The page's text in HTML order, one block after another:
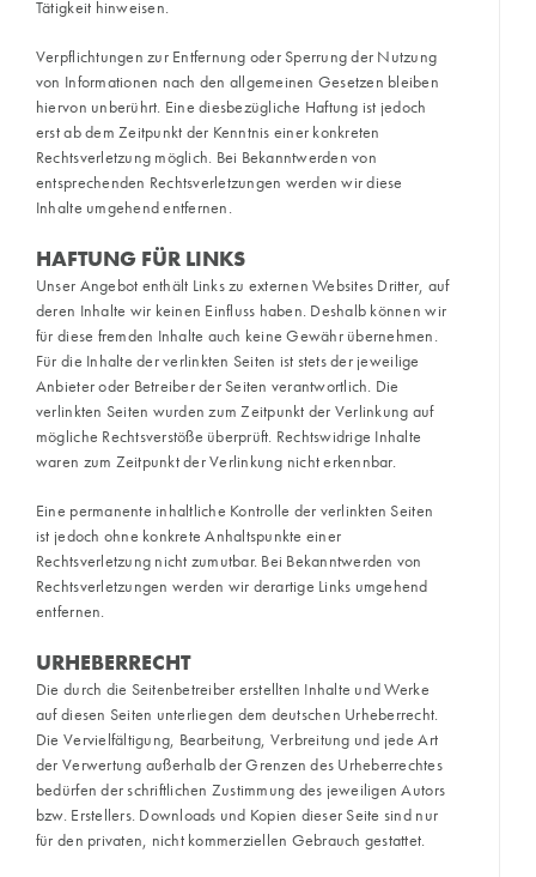
Tätigkeit hinweisen.
Verpflichtungen zur Entfernung oder Sperrung der Nutzung
von Informationen nach den allgemeinen Gesetzen bleiben
hiervon unberührt. Eine diesbezügliche Haftung ist jedoch
erst ab dem Zeitpunkt der Kenntnis einer konkreten
Rechtsverletzung möglich. Bei Bekanntwerden von
entsprechenden Rechtsverletzungen werden wir diese
Inhalte umgehend entfernen.
HAFTUNG FÜR LINKS
Unser Angebot enthält Links zu externen Websites Dritter, auf
deren Inhalte wir keinen Einfluss haben. Deshalb können wir
für diese fremden Inhalte auch keine Gewähr übernehmen.
Für die Inhalte der verlinkten Seiten ist stets der jeweilige
Anbieter oder Betreiber der Seiten verantwortlich. Die
verlinkten Seiten wurden zum Zeitpunkt der Verlinkung auf
mögliche Rechtsverstöße überprüft. Rechtswidrige Inhalte
waren zum Zeitpunkt der Verlinkung nicht erkennbar.
Eine permanente inhaltliche Kontrolle der verlinkten Seiten
ist jedoch ohne konkrete Anhaltspunkte einer
Rechtsverletzung nicht zumutbar. Bei Bekanntwerden von
Rechtsverletzungen werden wir derartige Links umgehend
entfernen.
URHEBERRECHT
Die durch die Seitenbetreiber erstellten Inhalte und Werke
auf diesen Seiten unterliegen dem deutschen Urheberrecht.
Die Vervielfältigung, Bearbeitung, Verbreitung und jede Art
der Verwertung außerhalb der Grenzen des Urheberrechtes
bedürfen der schriftlichen Zustimmung des jeweiligen Autors
bzw. Erstellers. Downloads und Kopien dieser Seite sind nur
für den privaten, nicht kommerziellen Gebrauch gestattet.